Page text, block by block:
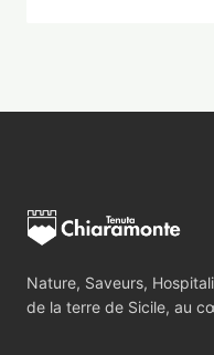
Nature, Saveurs,
de la terre de Sicile, au